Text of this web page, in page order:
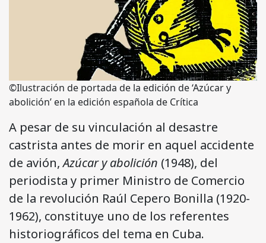
©Ilustración de portada de la edición de ‘Azúcar y
abolición’ en la edición española de Crítica
A pesar de su vinculación al desastre
castrista antes de morir en aquel accidente
de avión,Azúcar y abolición (1948), del
periodista y primer Ministro de Comercio
de la revolución Raúl Cepero Bonilla (1920-
1962), constituye uno de los referentes
historiográficos del tema en Cuba.